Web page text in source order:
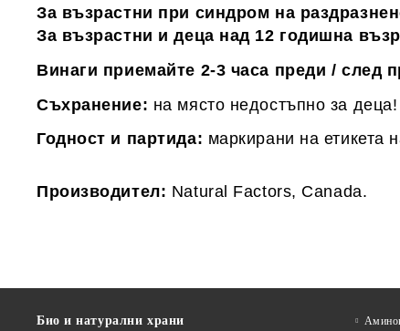
За възрастни при синдром на
За възрастни и деца над 12 годишна
Винаги приемайте 2-3 часа преди / след
Съхранение: на място недостъпно за деца!
Годност и партида: маркирани на етикета
Производител: Natural Factors, Canada.
Био и натурални храни